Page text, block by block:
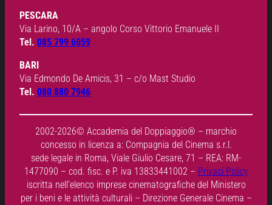
PESCARA
Via Larino, 10/A – angolo Corso Vittorio Emanuele II
Tel. 085 799 6059
BARI
Via Edmondo De Amicis, 31 – c/o Mast Studio
Tel. 080 880 7946
2002-2026© Accademia del Doppiaggio® – marchio
concesso in licenza a: Compagnia del Cinema s.r.l.
sede legale in Roma, Viale Giulio Cesare, 71 – REA: RM-
1477090 – cod. fisc. e P. iva 13833441002 – Privaci Policy
iscritta nell’elenco imprese cinematografiche del Ministero
per i beni e le attività culturali – Direzione Generale Cinema –